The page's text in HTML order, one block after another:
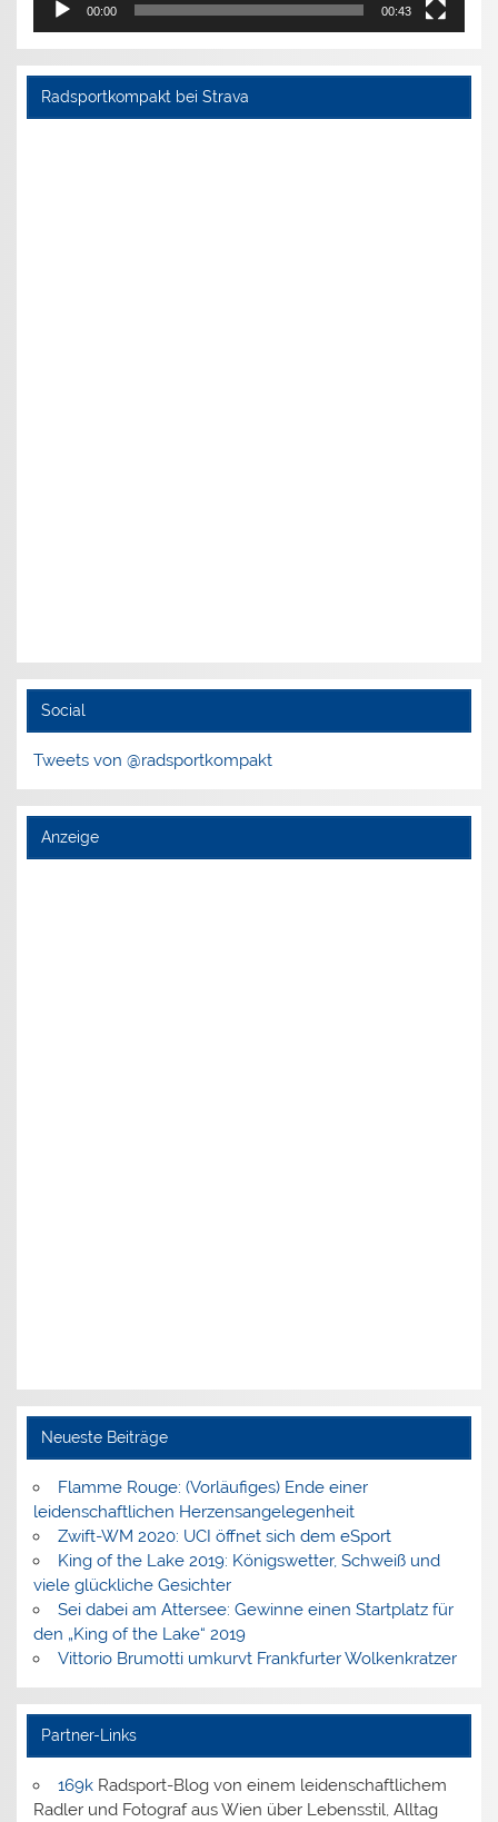
00:00 00:43
Radsportkompakt bei Strava
Social
Tweets von @radsportkompakt
Anzeige
Neueste Beiträge
Flamme Rouge: (Vorläufiges) Ende einer
leidenschaftlichen Herzensangelegenheit
Zwift-WM 2020: UCI öffnet sich dem eSport
King of the Lake 2019: Königswetter, Schweiß und
viele glückliche Gesichter
Sei dabei am Attersee: Gewinne einen Startplatz für
den „King of the Lake“ 2019
Vittorio Brumotti umkurvt Frankfurter Wolkenkratzer
Partner-Links
169kRadsport-Blog von einem leidenschaftlichem
Radler und Fotograf aus Wien über Lebensstil, Alltag